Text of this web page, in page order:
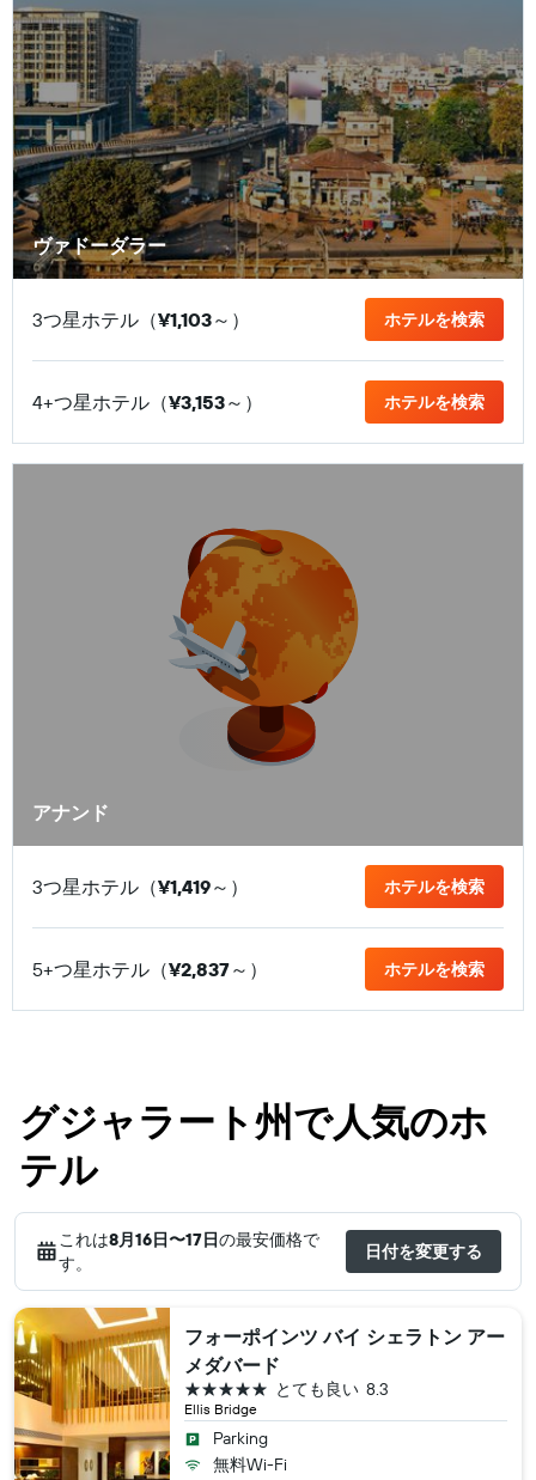
ヴァドーダラー
3つ星ホテル（¥1,103​～） ホテルを検索
4+つ星ホテル（¥3,153​～） ホテルを検索
アナンド
3つ星ホテル（¥1,419​～） ホテルを検索
5+つ星ホテル（¥2,837​～） ホテルを検索
グジャラート州で人気のホ
テル
これは8月16日​〜17日の最安価格で
す。
日付を変更する
フォーポインツ バイ シェラトン アー
メダバード
Ellis Bridge
8.3
とても良い
5つ星
Parking
無料Wi-Fi